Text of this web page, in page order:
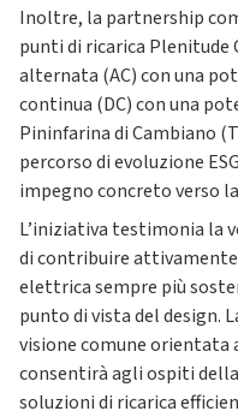
Inoltre, la partnership
punti di ricarica Plenitude
alternata (AC) con una
continua (DC) con una
Pininfarina di Cambiano
percorso di evoluzione
impegno concreto verso
L’iniziativa testimonia la
di contribuire
elettrica sempre più
punto di vista del design.
visione comune
consentirà agli ospiti della
soluzioni di ricarica